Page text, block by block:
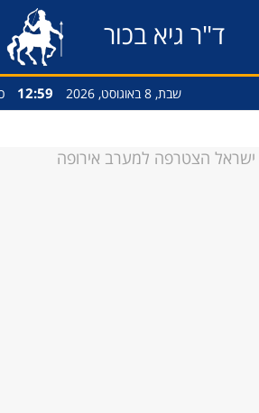
ד"ר גיא בכור
שבת, 8 באוגוסט, 2026 12:59